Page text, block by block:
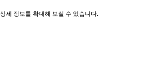
상세 정보를 확대해 보실 수 있습니다.